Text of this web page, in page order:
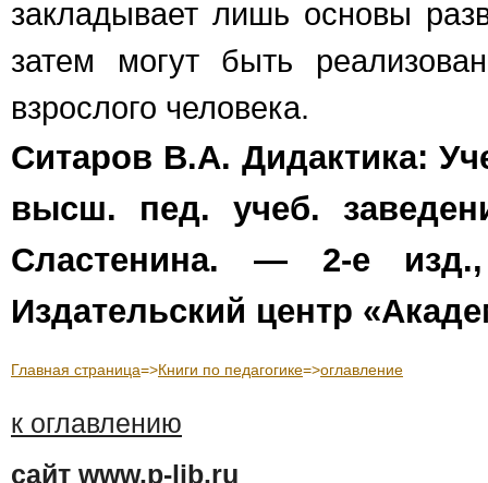
закладывает лишь основы
затем могут быть
взрослого человека.
Ситаров В.А. Дидактика:
высш. пед. учеб.
Сластенина. — 2-е
Издательский центр
Главная страница=>Книги по педагогике=>оглавление
к оглавлению
сайт www.p-lib.ru